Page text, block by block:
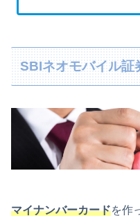
SBIネオモバイル証
マイナンバーカードを作